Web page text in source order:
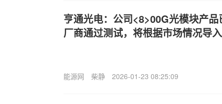
亨通光电：公司<8>00G光模块产
厂商通过测试，将根据市场情况导
能源网 柴静 2026-01-23 08:25:09